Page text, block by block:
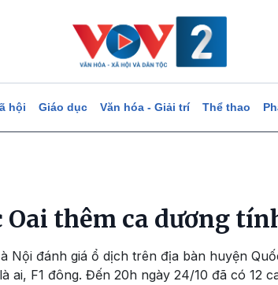
hội Giáo dục Văn hóa - Giải trí Thể thao
Oai thêm ca dương
Nội đánh giá ổ dịch trên địa bàn huyện
ai, F1 đông. Đến 20h ngày 24/10 đã có 12